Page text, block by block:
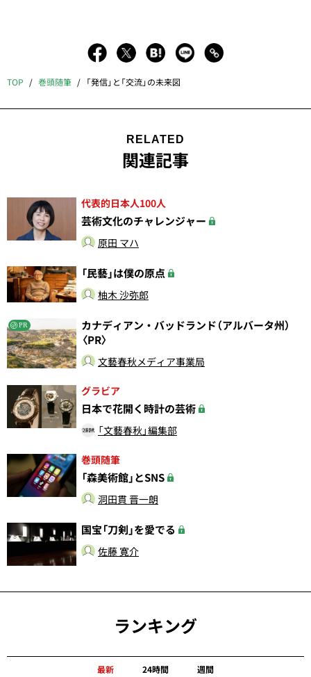
TOP 巻頭随筆 「発信」と「交流」の未来図
RELATED
関連記事
代表的日本人100人
芸術文化のチャレンジャー
原田 マハ
「民藝」は僕の原点
柚木 沙弥郎
PR
カナディアン・バッドランド（アルバータ州）
〈PR〉
文藝春秋メディア事業局
グラビア
日本で花開く時計の芸術
「文藝春秋」編集部
巻頭随筆
「森美術館」とSNS
洞田貫 晋一朗
国宝「刀剣」を愛でる
佐藤 寛介
ランキング
最新 24時間 週間